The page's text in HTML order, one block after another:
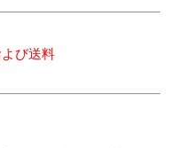
び送料